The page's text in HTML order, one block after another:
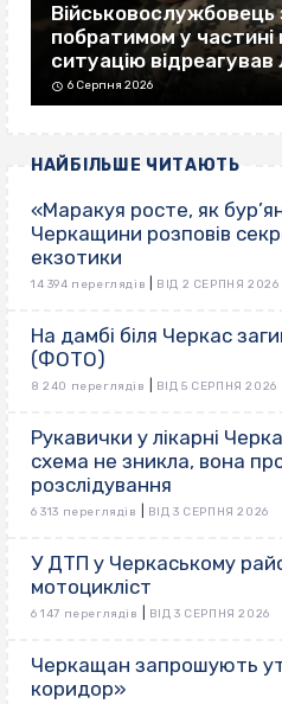
побратимом у частині
ситуацію відреагував
6 Серпня 2026
НАЙБІЛЬШЕ ЧИТАЮТЬ
«Маракуя росте, як
Черкащини розповів
екзотики
14 394 переглядів ВІД 2 СЕРПНЯ 2026
На дамбі біля Черкас
(ФОТО)
8 240 переглядів ВІД 5 СЕРПНЯ 2026
Рукавички у лікарні
схема не зникла, вона
розслідування
6 313 переглядів ВІД 3 СЕРПНЯ 2026
У ДТП у Черкаському
мотоцикліст
6 147 переглядів ВІД 3 СЕРПНЯ 2026
Черкащан запрошують
коридор»